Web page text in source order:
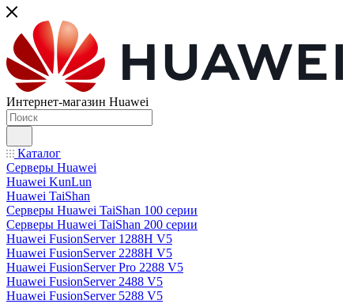
Интернет-магазин Huawei
Каталог
Серверы Huawei
Huawei KunLun
Huawei TaiShan
Серверы Huawei TaiShan 100 серии
Серверы Huawei TaiShan 200 серии
Huawei FusionServer 1288H V5
Huawei FusionServer 2288H V5
Huawei FusionServer Pro 2288 V5
Huawei FusionServer 2488 V5
Huawei FusionServer 5288 V5